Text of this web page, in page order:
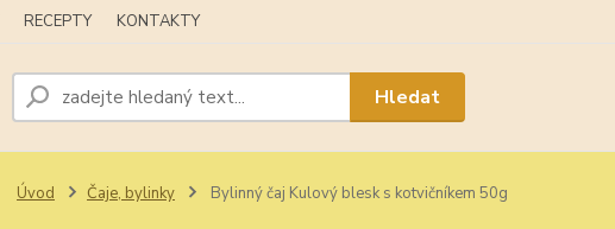
RECEPTY KONTAKTY
Hledat
Úvod Čaje, bylinky Bylinný čaj Kulový blesk s kotvičníkem 50g